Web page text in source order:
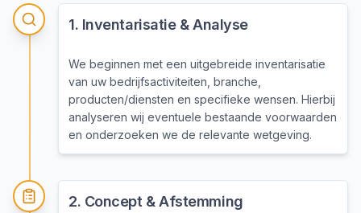
1. Inventarisatie & Analyse
We beginnen met een uitgebreide inventarisatie
van uw bedrijfsactiviteiten, branche,
producten/diensten en specifieke wensen. Hierbij
analyseren wij eventuele bestaande voorwaarden
en onderzoeken we de relevante wetgeving.
2. Concept & Afstemming